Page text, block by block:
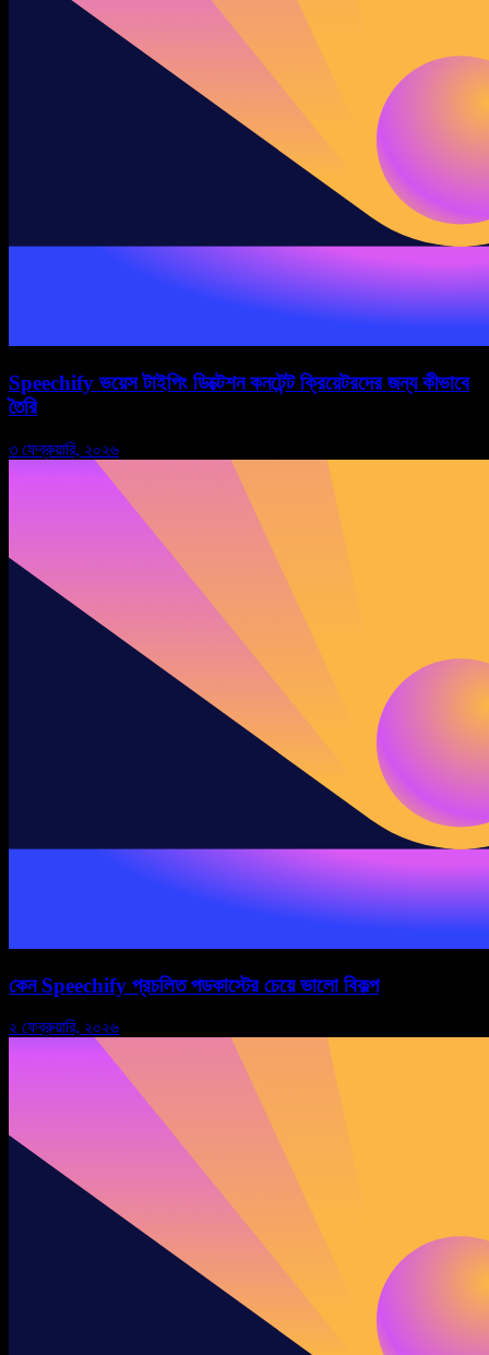
Speechify ভয়েস টাইপিং ডিক্টেশন কনটেন্ট ক্রিয়েটরদের জন্য কীভাবে
তৈরি
৩ ফেব্রুয়ারি, ২০২৬
কেন Speechify প্রচলিত পডকাস্টের চেয়ে ভালো বিকল্প
২ ফেব্রুয়ারি, ২০২৬